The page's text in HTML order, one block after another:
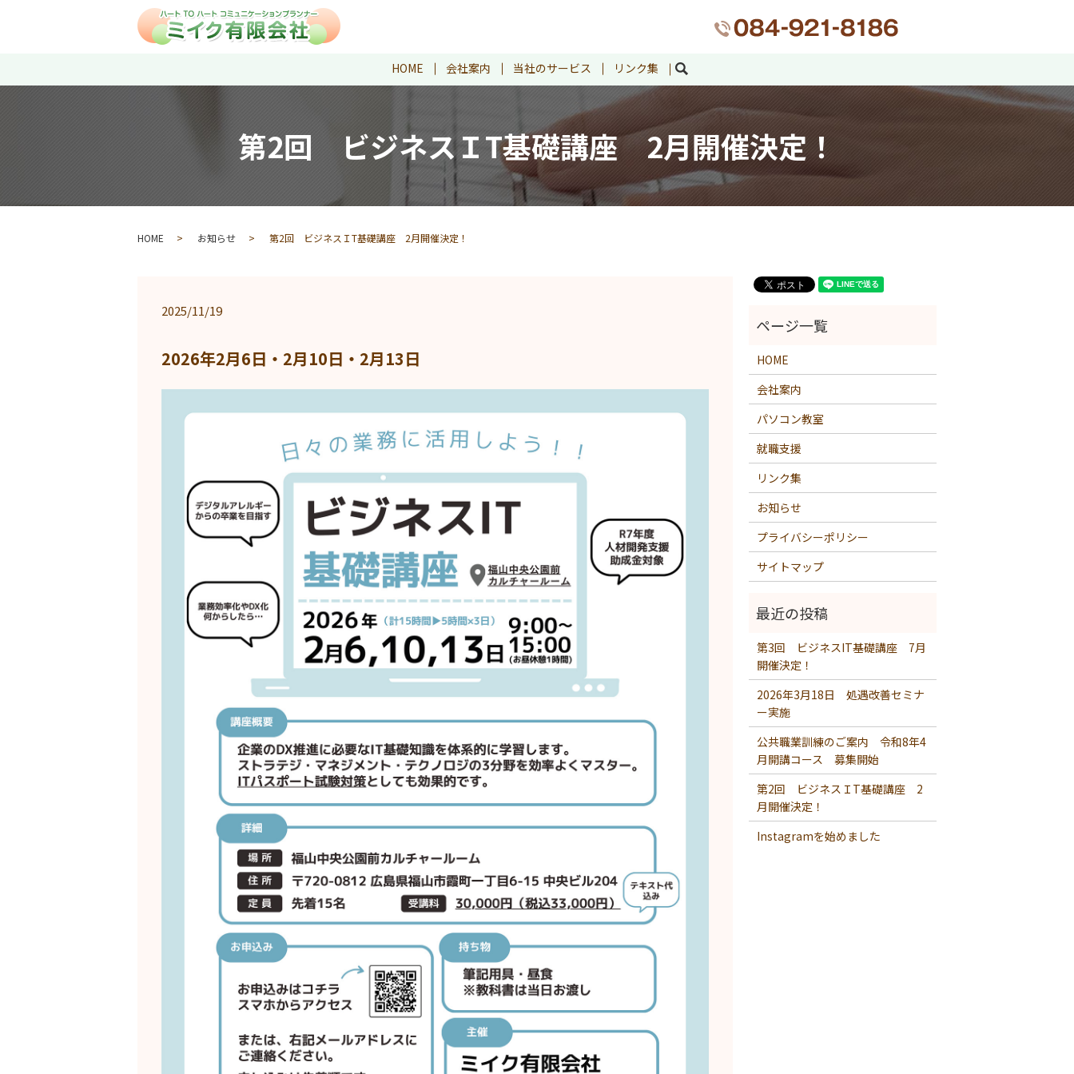
HOME 会社案内 当社のサービス リンク集 search
第2回 ビジネスＩT基礎講座 2月開催決定！
HOME お知らせ 第2回 ビジネスＩT基礎講座 2月開催決定！
2025/11/19
2026年2月6日・2月10日・2月13日
ページ一覧
HOME
会社案内
パソコン教室
就職支援
リンク集
お知らせ
プライバシーポリシー
サイトマップ
第3回 ビジネスIT基礎講座 7月
開催決定！
2026年3月18日 処遇改善セミナ
ー実施
公共職業訓練のご案内 令和8年4
月開講コース 募集開始
第2回 ビジネスＩT基礎講座 2
月開催決定！
Instagramを始めました